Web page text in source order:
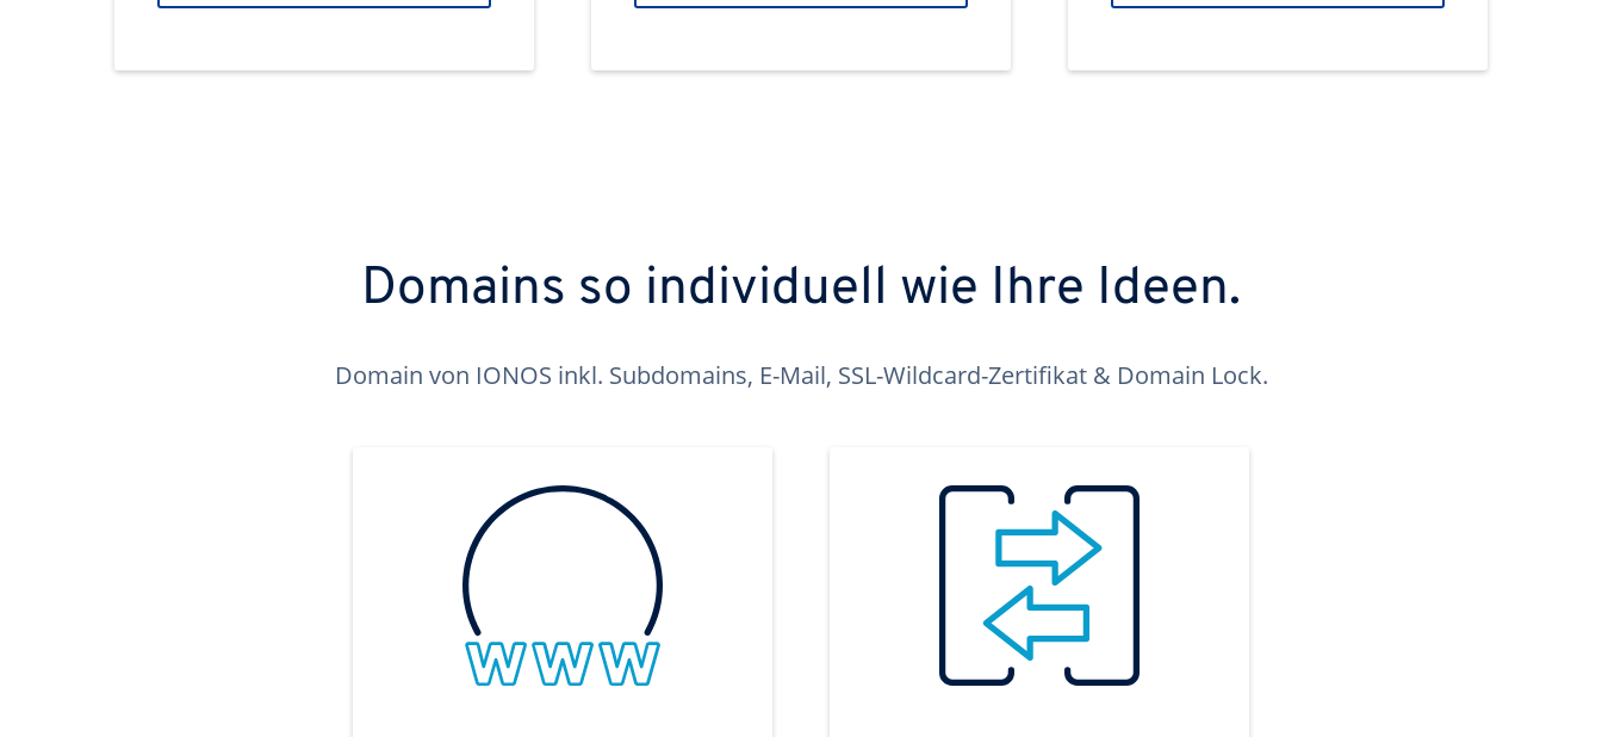
Domains so individuell wie Ihre Ideen.
Domain von IONOS inkl. Subdomains, E-Mail, SSL-Wildcard-Zertifikat & Domain Lock.